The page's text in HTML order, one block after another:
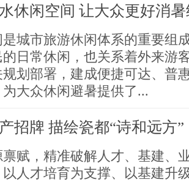
休闲空间 让大众更好消
城市旅游休闲体系的重要组
日常休闲，也关系着外来游
划部署，建成便捷可达、普
大众休闲避暑提供了...
招牌 描绘瓷都“诗和远方”
赋，精准破解人才、基建、
人才培育为支撑、以基建升